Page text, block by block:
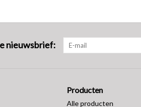
nieuwsbrief:
Producten
Alle producten